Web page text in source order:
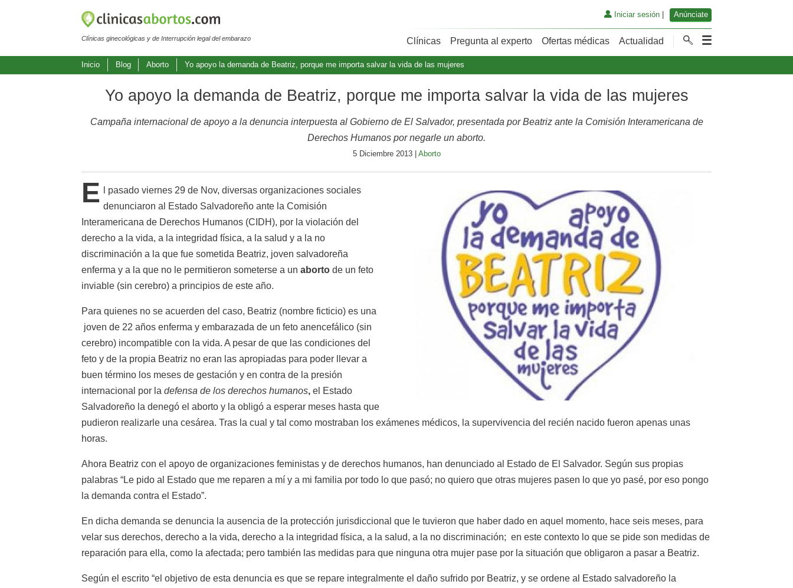
Clínicas ginecológicas y de Interrupción legal del embarazo
Iniciar sesión| Anúnciate
Clínicas Pregunta al experto Ofertas médicas Actualidad
Inicio Blog Aborto Yo apoyo la demanda de Beatriz, porque me importa salvar la vida de las mujeres
Yo apoyo la demanda de Beatriz, porque me importa salvar la vida de las mujeres
Campaña internacional de apoyo a la denuncia interpuesta al Gobierno de El Salvador, presentada por Beatriz ante la Comisión Interamericana de
Derechos Humanos por negarle un aborto.
5 Diciembre 2013 | Aborto
E
l pasado viernes 29 de Nov, diversas organizaciones sociales
denunciaron al Estado Salvadoreño ante la Comisión
Interamericana de Derechos Humanos (CIDH), por la violación del
derecho a la vida, a la integridad física, a la salud y a la no
discriminación a la que fue sometida Beatriz, joven salvadoreña
enferma y a la que no le permitieron someterse a un aborto de un feto
inviable (sin cerebro) a principios de este año.
Para quienes no se acuerden del caso, Beatriz (nombre ficticio) es una
joven de 22 años enferma y embarazada de un feto anencefálico (sin
cerebro) incompatible con la vida. A pesar de que las condiciones del
feto y de la propia Beatriz no eran las apropiadas para poder llevar a
buen término los meses de gestación y en contra de la presión
internacional por la defensa de los derechos humanos, el Estado
Salvadoreño la denegó el aborto y la obligó a esperar meses hasta que
pudieron realizarle una cesárea. Tras la cual y tal como mostraban los exámenes médicos, la supervivencia del recién nacido fueron apenas unas
horas.
Ahora Beatriz con el apoyo de organizaciones feministas y de derechos humanos, han denunciado al Estado de El Salvador. Según sus propias
palabras “Le pido al Estado que me reparen a mí y a mi familia por todo lo que pasó; no quiero que otras mujeres pasen lo que yo pasé, por eso pongo
la demanda contra el Estado”.
En dicha demanda se denuncia la ausencia de la protección jurisdiccional que le tuvieron que haber dado en aquel momento, hace seis meses, para
velar sus derechos, derecho a la vida, derecho a la integridad física, a la salud, a la no discriminación; en este contexto lo que se pide son medidas de
reparación para ella, como la afectada; pero también las medidas para que ninguna otra mujer pase por la situación que obligaron a pasar a Beatriz.
Según el escrito “el objetivo de esta denuncia es que se repare integralmente el daño sufrido por Beatriz, y se ordene al Estado salvadoreño la